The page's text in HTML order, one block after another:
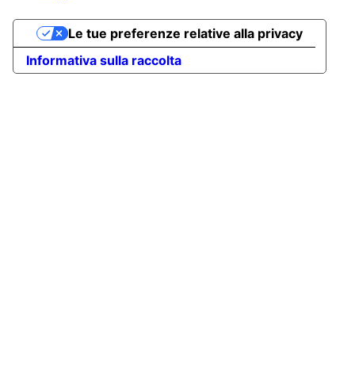
Informativa sulla raccolta
Le tue preferenze relative alla privacy